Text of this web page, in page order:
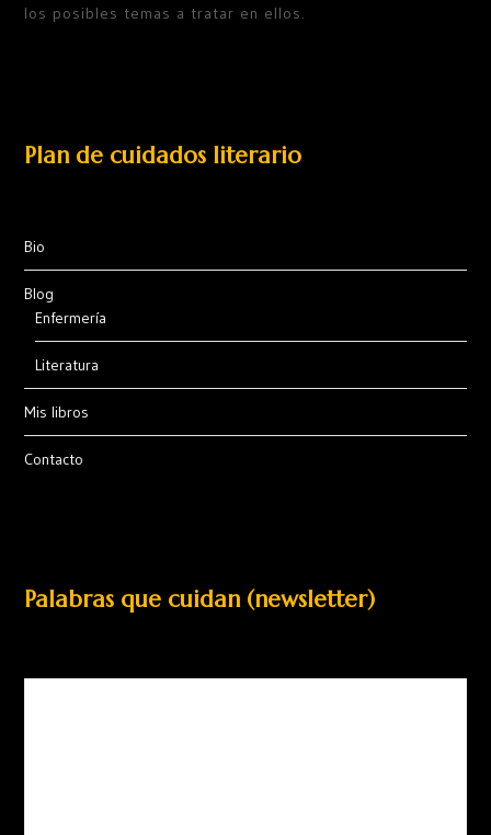
los posibles temas a tratar en ellos.
Plan de cuidados literario
Bio
Blog
Enfermería
Literatura
Mis libros
Contacto
Palabras que cuidan (newsletter)